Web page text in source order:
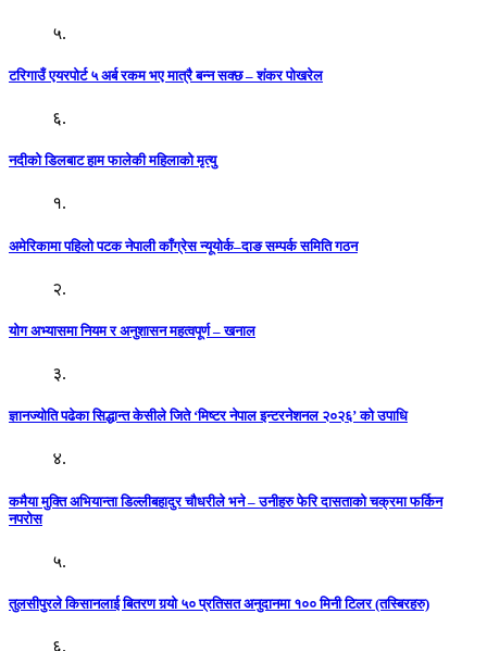
५.
टरिगाउँ एयरपोर्ट ५ अर्ब रकम भए मात्रै बन्न सक्छ – शंकर पोखरेल
६.
नदीको डिलबाट हाम फालेकी महिलाको मृत्यु
१.
अमेरिकामा पहिलो पटक नेपाली काँग्रेस न्यूयोर्क–दाङ सम्पर्क समिति गठन
२.
योग अभ्यासमा नियम र अनुशासन महत्वपूर्ण – खनाल
३.
ज्ञानज्योति पढेका सिद्धान्त केसीले जिते ‘मिष्टर नेपाल इन्टरनेशनल २०२६’ को उपाधि
४.
कमैया मुक्ति अभियान्ता डिल्लीबहादुर चौधरीले भने – उनीहरु फेरि दासताको चक्रमा फर्किन
नपरोस
५.
तुलसीपुरले किसानलाई बितरण गर्‍यो ५० प्रतिसत अनुदानमा १०० मिनी टिलर (तस्बिरहरु)
६.